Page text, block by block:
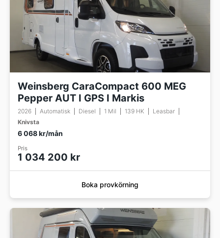
Weinsberg CaraCompact 600 MEG
Pepper AUT I GPS I Markis
2026 Automatisk Diesel 1 Mil 139 HK
Leasbar
Knivsta
6 068 kr/mån
Pris
1 034 200 kr
Boka provkörning